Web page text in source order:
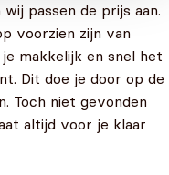
passen de prijs aan.
voorzien zijn van
makkelijk en snel het
Dit doe je door op de
Toch niet gevonden
altijd voor je klaar